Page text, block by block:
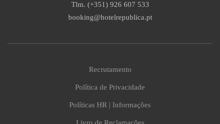
Tlm. (+351) 926 607 533
booking@hotelrepublica.pt
Recrutamento
Política de Privacidade
Políticas HR | Informações